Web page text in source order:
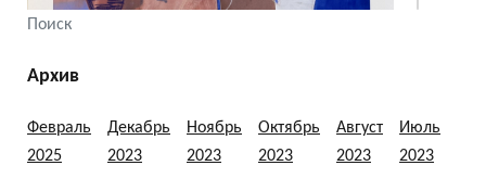
Архив
Февраль
2025
Декабрь
2023
Ноябрь
2023
Октябрь
2023
Август
2023
Июль
2023